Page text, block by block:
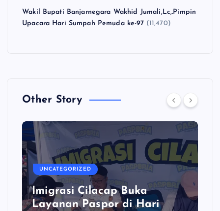
Wakil Bupati Banjarnegara Wakhid Jumali,Lc,.Pimpin
Upacara Hari Sumpah Pemuda ke-97 (11,470)
Other Story
UNCATEGORIZED
Imigrasi Cilacap Buka
Layanan Paspor di Hari